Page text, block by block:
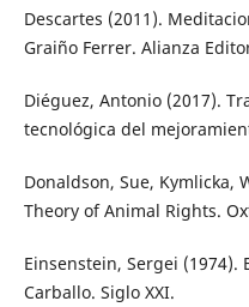
Descartes (2011).
Graiño Ferrer. Alianza
Diéguez, Antonio (2017).
tecnológica del
Donaldson, Sue, Kymlicka,
Theory of Animal Rights.
Einsenstein, Sergei (1974).
Carballo. Siglo XXI.